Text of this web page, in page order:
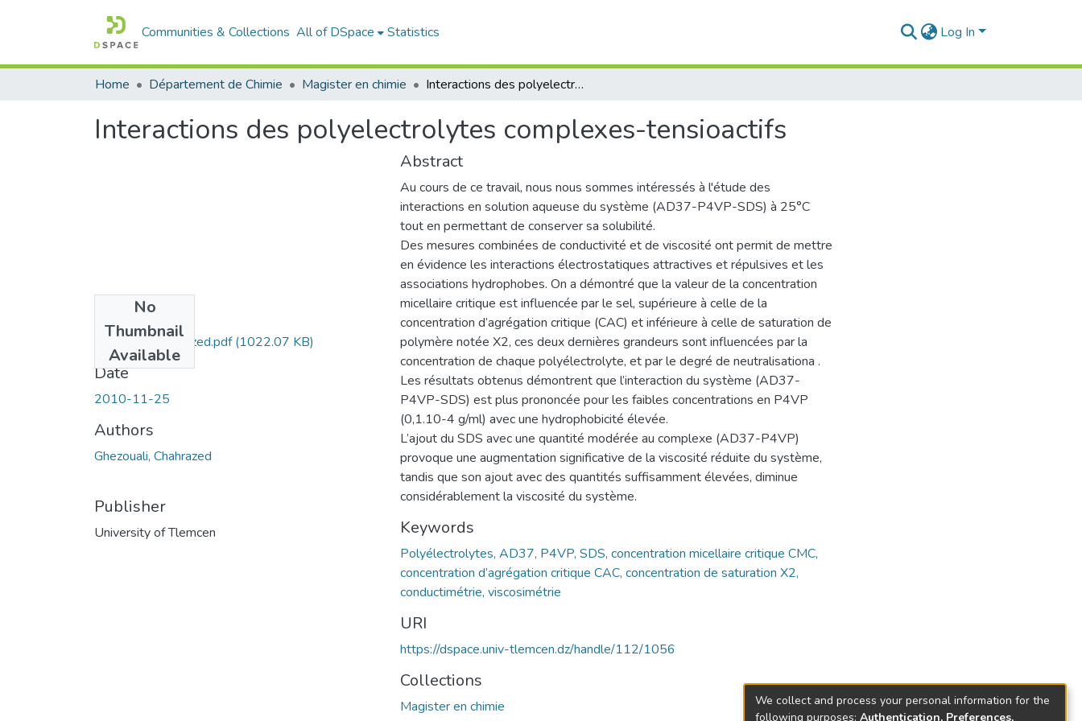
Communities & Collections All of DSpace Statistics Log In
Home Département de Chimie Magister en chimie Interactions des polyelectrolytes complexes-tensioactifs
Interactions des polyelectrolytes complexes-tensioactifs
No
Thumbnail
Available
Ghazouali-Chahrazed.pdf(1022.07 KB)
Date
2010-11-25
Authors
Ghezouali, Chahrazed
Publisher
University of Tlemcen
Abstract
Au cours de ce travail, nous nous sommes intéressés à l'étude des
interactions en solution aqueuse du système (AD37-P4VP-SDS) à 25°C
tout en permettant de conserver sa solubilité.
Des mesures combinées de conductivité et de viscosité ont permit de mettre
en évidence les interactions électrostatiques attractives et répulsives et les
associations hydrophobes. On a démontré que la valeur de la concentration
micellaire critique est influencée par le sel, supérieure à celle de la
concentration d’agrégation critique (CAC) et inférieure à celle de saturation de
polymère notée X2, ces deux dernières grandeurs sont influencées par la
concentration de chaque polyélectrolyte, et par le degré de neutralisationa .
Les résultats obtenus démontrent que l’interaction du système (AD37-
P4VP-SDS) est plus prononcée pour les faibles concentrations en P4VP
(0,1.10-4 g/ml) avec une hydrophobicité élevée.
L’ajout du SDS avec une quantité modérée au complexe (AD37-P4VP)
provoque une augmentation significative de la viscosité réduite du système,
tandis que son ajout avec des quantités suffisamment élevées, diminue
considérablement la viscosité du système.
Keywords
Polyélectrolytes, AD37, P4VP, SDS, concentration micellaire critique CMC,
concentration d’agrégation critique CAC, concentration de saturation X2,
conductimétrie, viscosimétrie
URI
https://dspace.univ-tlemcen.dz/handle/112/1056
Collections
Magister en chimie
We collect and process your personal information for the
following purposes: Authentication, Preferences,